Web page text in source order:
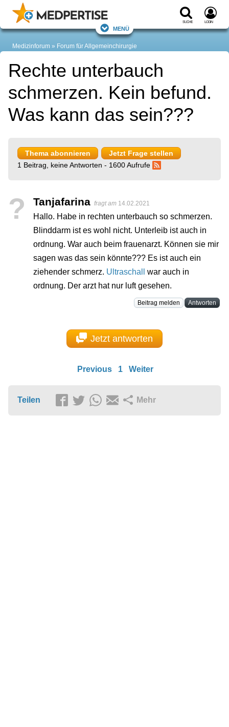
Suche Login
Menü
Medizinforum Forum für Allgemeinchirurgie
Rechte unterbauch
schmerzen. Kein befund.
Was kann das sein???
Thema abonnieren
Jetzt Frage stellen
1 Beitrag, keine Antworten - 1600 Aufrufe
? Tanjafarina fragt am 14.02.2021
Hallo. Habe in rechten unterbauch so schmerzen.
Blinddarm ist es wohl nicht. Unterleib ist auch in
ordnung. War auch beim frauenarzt. Können sie mir
sagen was das sein könnte??? Es ist auch ein
ziehender schmerz. Ultraschall
war auch in
ordnung. Der arzt hat nur luft gesehen.
Beitrag melden Antworten
Jetzt antworten
Previous 1 Weiter
Teilen Mehr